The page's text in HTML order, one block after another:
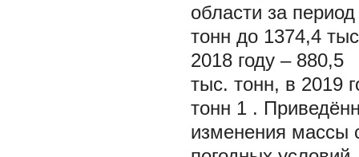
области за
тонн до 1374,4
2018 году – 880,5
тыс. тонн, в 2019
тонн 1 .
изменения массы